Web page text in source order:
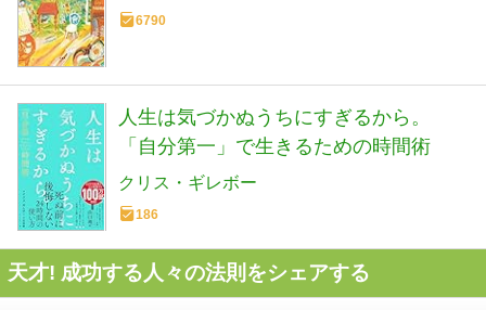
6790
人生は気づかぬうちにすぎるから。
「自分第一」で生きるための時間術
クリス・ギレボー
186
天才! 成功する人々の法則をシェアする